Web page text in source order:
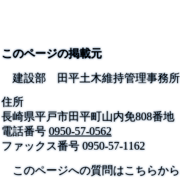
このページの掲載元
建設部 田平土木維持管理事務所
住所
長崎県平戸市田平町山内免808番地
電話番号 0950-57-0562
ファックス番号0950-57-1162
このページへの質問はこちらから
公式SNS
このサイトについて
長崎県庁